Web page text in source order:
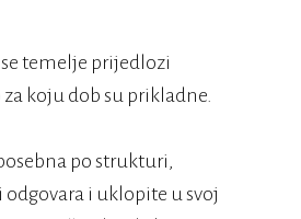
temelje prijedlozi
koju dob su prikladne.
po strukturi,
i uklopite u svoj